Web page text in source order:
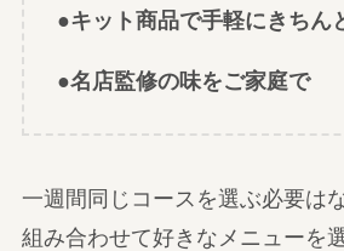
●キット商品で手軽にきちん
●名店監修の味をご家庭で
一週間同じコースを選ぶ必要は
組み合わせて好きなメニューを